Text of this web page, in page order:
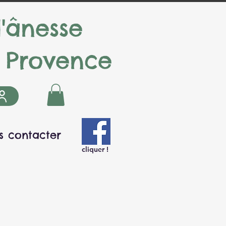
contacter
cliquer !